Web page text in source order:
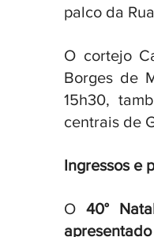
palco da
O cortejo
Borges de
15h30,
centrais de
Ingressos e
O 40°